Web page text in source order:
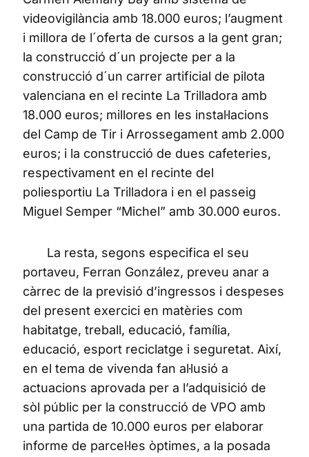
videovigilància amb 18.000 euros; l’augment
i millora de l´oferta de cursos a la gent gran;
la construcció d´un projecte per a la
construcció d´un carrer artificial de pilota
valenciana en el recinte La Trilladora amb
18.000 euros; millores en les instal·lacions
del Camp de Tir i Arrossegament amb 2.000
euros; i la construcció de dues cafeteries,
respectivament en el recinte del
poliesportiu La Trilladora i en el passeig
Miguel Semper “Michel” amb 30.000 euros.
La resta, segons especifica el seu
portaveu, Ferran González, preveu anar a
càrrec de la previsió d’ingressos i despeses
del present exercici en matèries com
habitatge, treball, educació, família,
educació, esport reciclatge i seguretat. Així,
en el tema de vivenda fan al·lusió a
actuacions aprovada per a l’adquisició de
sòl públic per la construcció de VPO amb
una partida de 10.000 euros per elaborar
informe de parcel·les òptimes, a la posada